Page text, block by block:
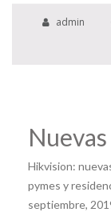
admin
Hikvision:
pymes y
septiembre,